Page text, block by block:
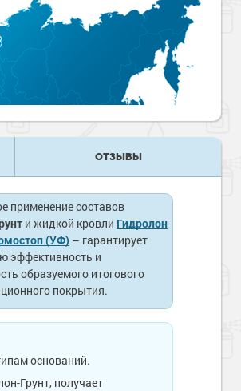
ОТЗЫВЫ
применение составов
и жидкой кровли Гидролон
(УФ) – гарантирует
эффективность и
образуемого итогового
покрытия.
оснований.
Грунт, получает